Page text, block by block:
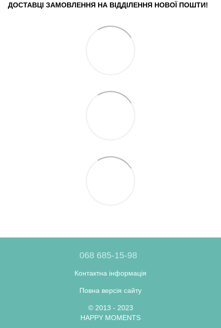
ДОСТАВЦІ ЗАМОВЛЕННЯ НА ВІДДІЛЕННЯ НОВОЇ ПОШТИ!
068 685-15-98
Контактна інформація
Повна версія сайту
© 2013 - 2023
HAPPY MOMENTS